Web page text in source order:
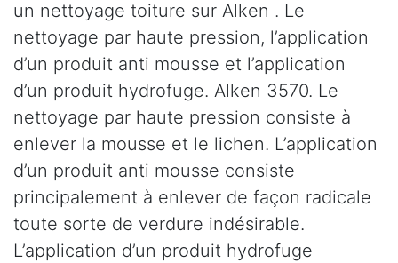
un nettoyage toiture sur Alken . Le
nettoyage par haute pression, l’application
d’un produit anti mousse et l’application
d’un produit hydrofuge. Alken 3570. Le
nettoyage par haute pression consiste à
enlever la mousse et le lichen. L’application
d’un produit anti mousse consiste
principalement à enlever de façon radicale
toute sorte de verdure indésirable.
L’application d’un produit hydrofuge